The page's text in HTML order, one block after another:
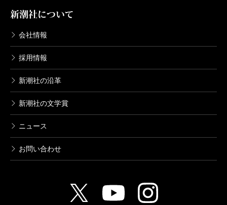
新潮社について
会社情報
採用情報
新潮社の沿革
新潮社の文学賞
ニュース
お問い合わせ